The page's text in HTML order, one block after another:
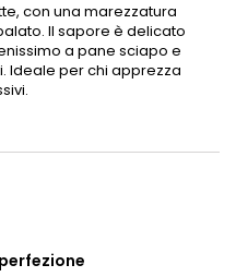
con una marezzatura
Il sapore è delicato
a pane sciapo e
Ideale per chi apprezza